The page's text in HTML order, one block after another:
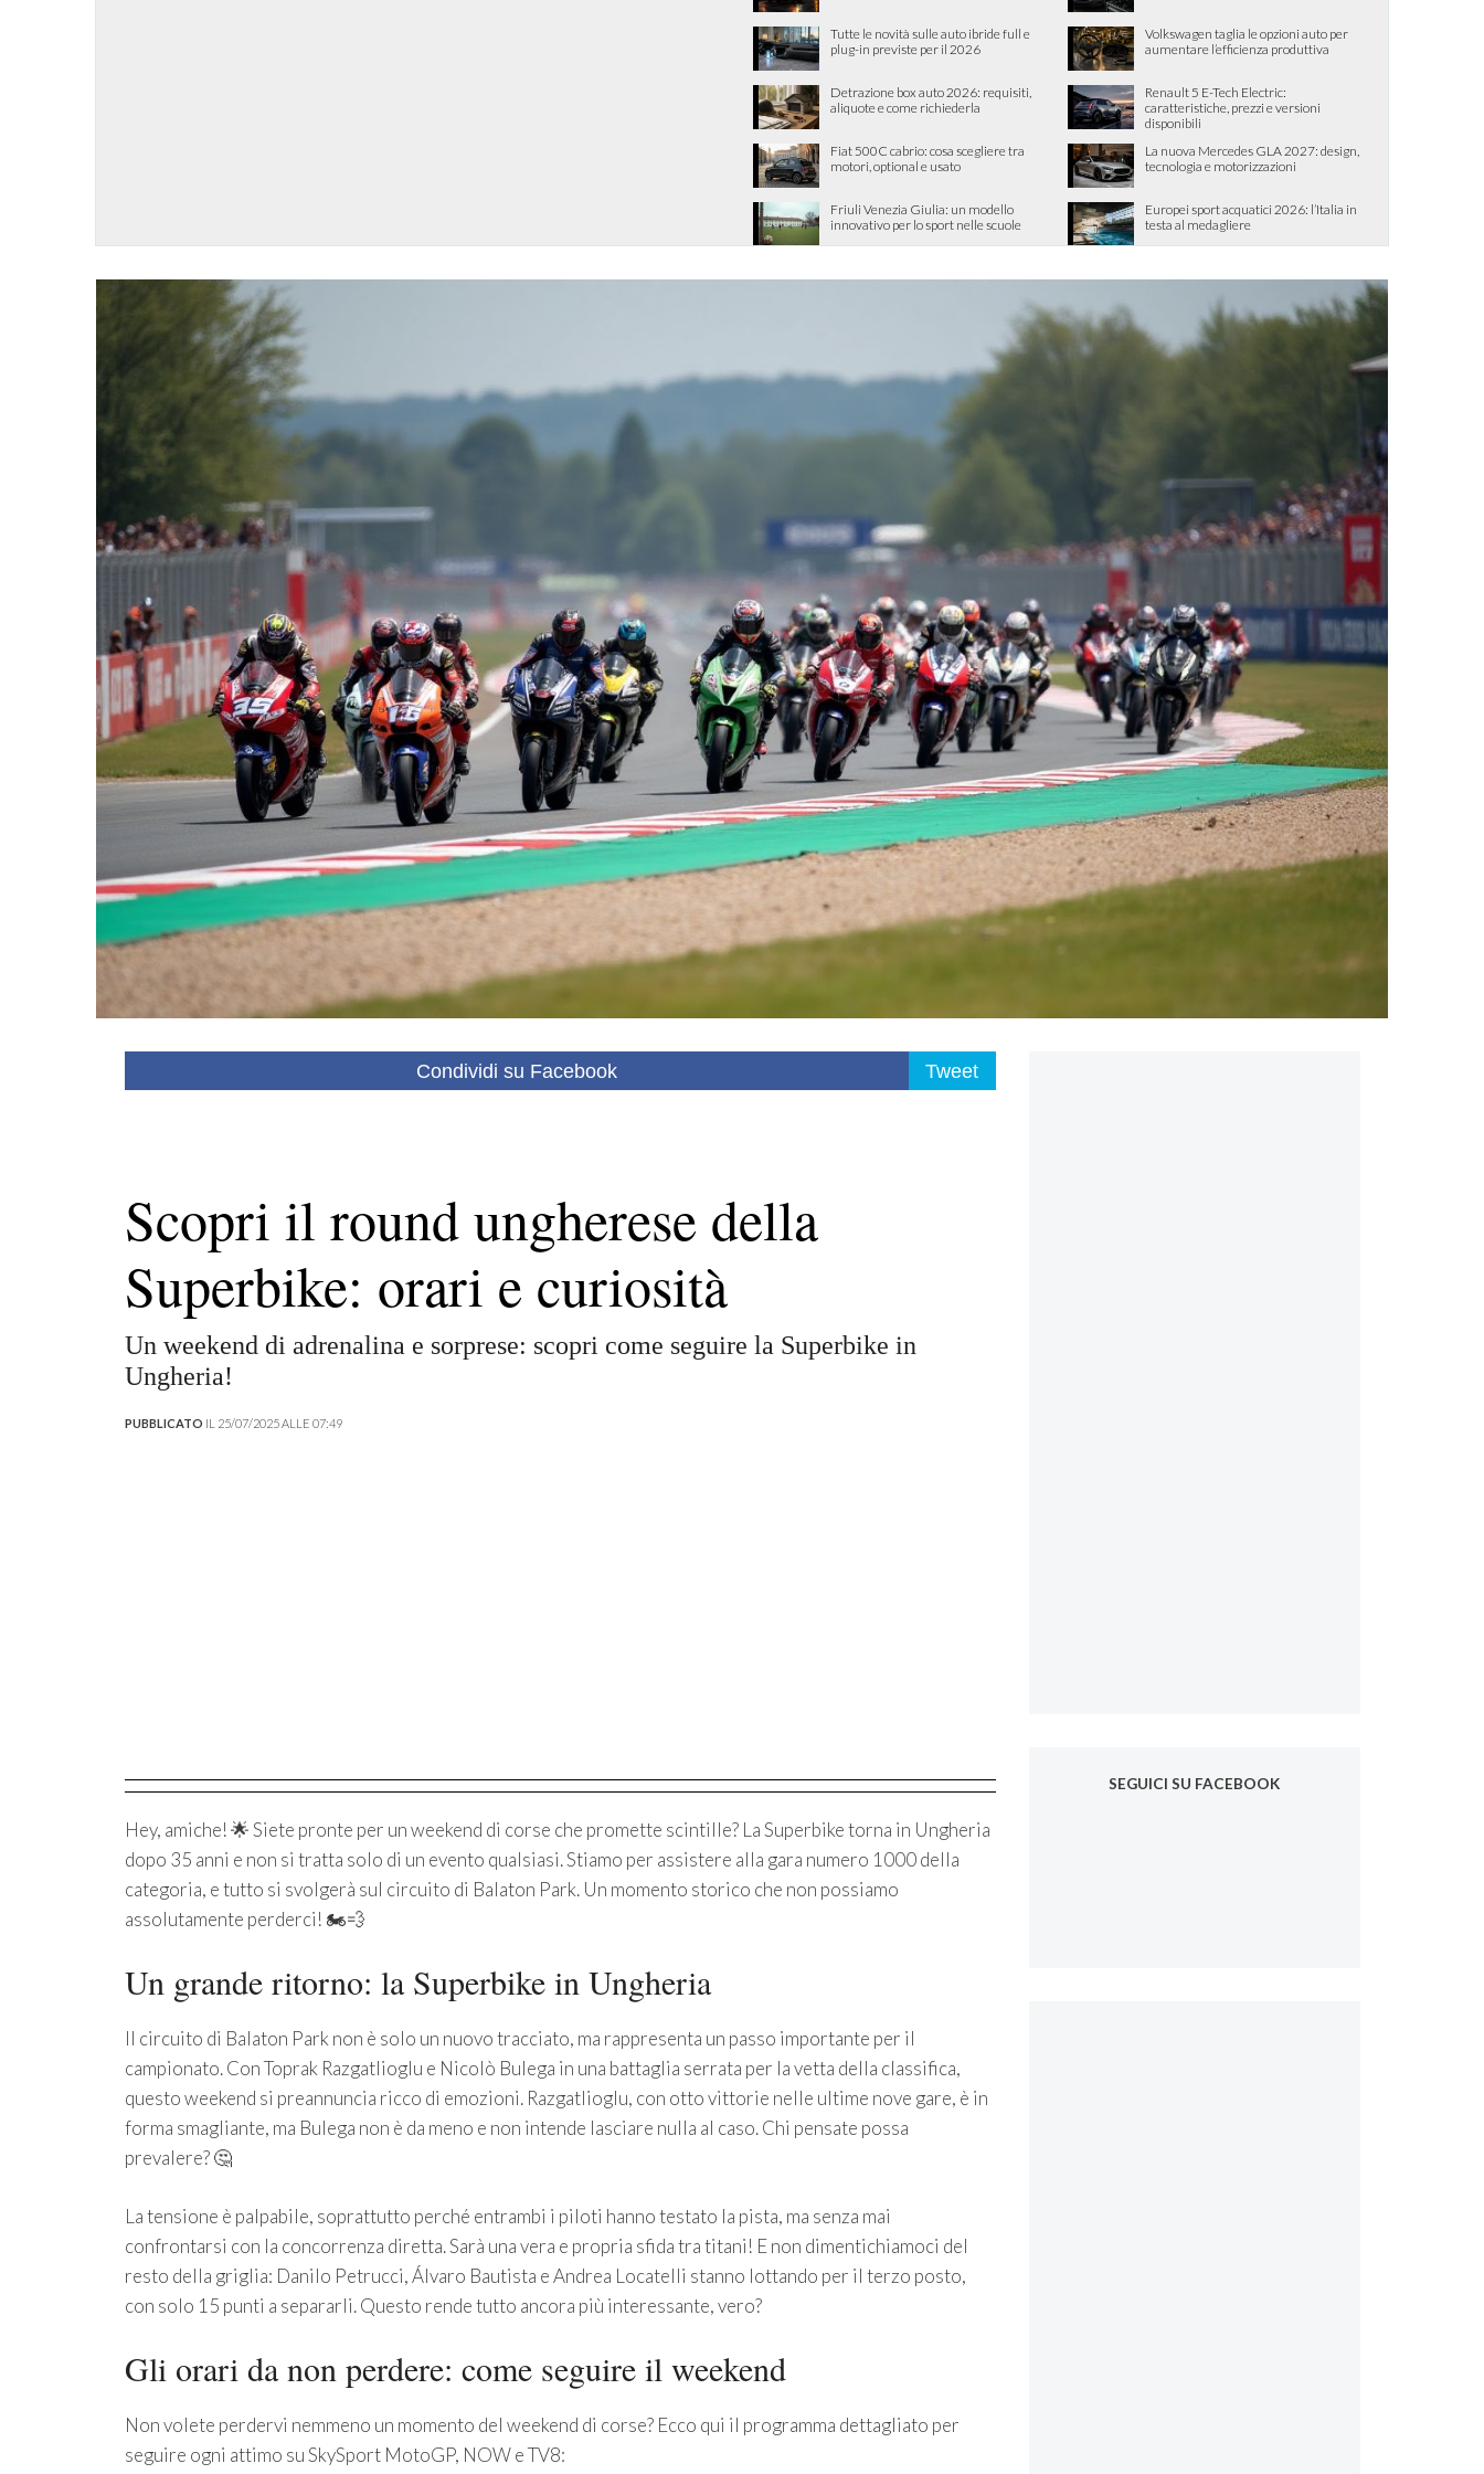
Tutte le novità sulle auto ibride full e
plug-in previste per il 2026
Volkswagen taglia le opzioni auto per
aumentare l’efficienza produttiva
Detrazione box auto 2026: requisiti,
aliquote e come richiederla
Renault 5 E-Tech Electric:
caratteristiche, prezzi e versioni
disponibili
Fiat 500C cabrio: cosa scegliere tra
motori, optional e usato
La nuova Mercedes GLA 2027: design,
tecnologia e motorizzazioni
Friuli Venezia Giulia: un modello
innovativo per lo sport nelle scuole
Europei sport acquatici 2026: l’Italia in
testa al medagliere
Condividi su Facebook Tweet
Scopri il round ungherese della
Superbike: orari e curiosità
Un weekend di adrenalina e sorprese: scopri come seguire la Superbike in
Ungheria!
PUBBLICATO IL 25/07/2025 ALLE 07:49
Hey, amiche! 🌟 Siete pronte per un weekend di corse che promette scintille? La Superbike torna in Ungheria
dopo 35 anni e non si tratta solo di un evento qualsiasi. Stiamo per assistere alla gara numero 1000 della
categoria, e tutto si svolgerà sul circuito di Balaton Park. Un momento storico che non possiamo
assolutamente perderci! 🏍️💨
Un grande ritorno: la Superbike in Ungheria
Il circuito di Balaton Park non è solo un nuovo tracciato, ma rappresenta un passo importante per il
campionato. Con Toprak Razgatlioglu e Nicolò Bulega in una battaglia serrata per la vetta della classifica,
questo weekend si preannuncia ricco di emozioni. Razgatlioglu, con otto vittorie nelle ultime nove gare, è in
forma smagliante, ma Bulega non è da meno e non intende lasciare nulla al caso. Chi pensate possa
prevalere? 🤔
La tensione è palpabile, soprattutto perché entrambi i piloti hanno testato la pista, ma senza mai
confrontarsi con la concorrenza diretta. Sarà una vera e propria sfida tra titani! E non dimentichiamoci del
resto della griglia: Danilo Petrucci, Álvaro Bautista e Andrea Locatelli stanno lottando per il terzo posto,
con solo 15 punti a separarli. Questo rende tutto ancora più interessante, vero?
Gli orari da non perdere: come seguire il weekend
Non volete perdervi nemmeno un momento del weekend di corse? Ecco qui il programma dettagliato per
seguire ogni attimo su SkySport MotoGP, NOW e TV8:
SEGUICI SU FACEBOOK